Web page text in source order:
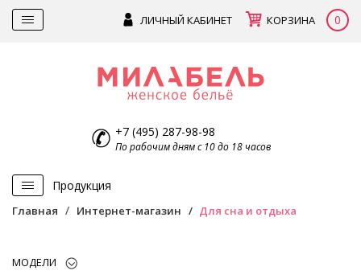
ЛИЧНЫЙ КАБИНЕТ КОРЗИНА 0
+7 (495) 287-98-98
По рабочим дням с 10 до 18 часов
Продукция
Главная Интернет-магазин Для сна и отдыха
МОДЕЛИ